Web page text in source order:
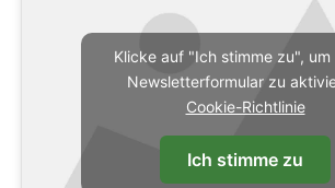
Klicke auf "Ich stimme zu", um
Newsletterformular zu
Cookie-Richtlinie
Ich stimme zu